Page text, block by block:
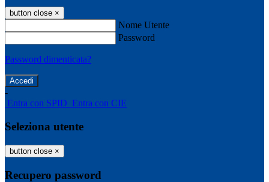
button close ×
Nome Utente
Password
Password dimenticata?
-
Entra con SPID Entra con CIE
Seleziona utente
button close ×
Recupero password